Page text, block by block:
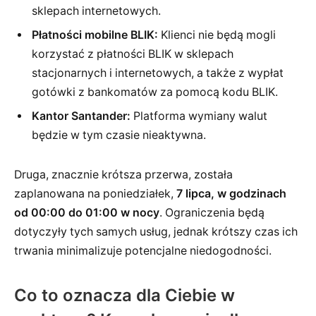
sklepach internetowych.
Płatności mobilne BLIK: Klienci nie będą mogli
korzystać z płatności BLIK w sklepach
stacjonarnych i internetowych, a także z wypłat
gotówki z bankomatów za pomocą kodu BLIK.
Kantor Santander: Platforma wymiany walut
będzie w tym czasie nieaktywna.
Druga, znacznie krótsza przerwa, została
zaplanowana na poniedziałek, 7 lipca, w godzinach
od 00:00 do 01:00 w nocy. Ograniczenia będą
dotyczyły tych samych usług, jednak krótszy czas ich
trwania minimalizuje potencjalne niedogodności.
Co to oznacza dla Ciebie w